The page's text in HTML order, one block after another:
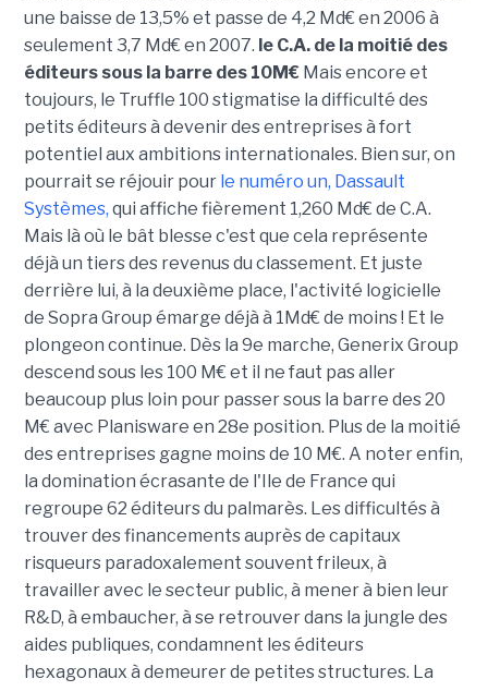
une baisse de 13,5% et passe de 4,2 Md€ en 2006 à
seulement 3,7 Md€ en 2007. le C.A. de la moitié des
éditeurs sous la barre des 10M€Mais encore et
toujours, le Truffle 100 stigmatise la difficulté des
petits éditeurs à devenir des entreprises à fort
potentiel aux ambitions internationales. Bien sur, on
pourrait se réjouir pour le numéro un, Dassault
Systèmes, qui affiche fièrement 1,260 Md€ de C.A.
Mais là où le bât blesse c'est que cela représente
déjà un tiers des revenus du classement. Et juste
derrière lui, à la deuxième place, l'activité logicielle
de Sopra Group émarge déjà à 1Md€ de moins ! Et le
plongeon continue. Dès la 9e marche, Generix Group
descend sous les 100 M€ et il ne faut pas aller
beaucoup plus loin pour passer sous la barre des 20
M€ avec Planisware en 28e position. Plus de la moitié
des entreprises gagne moins de 10 M€. A noter enfin,
la domination écrasante de l'Ile de France qui
regroupe 62 éditeurs du palmarès. Les difficultés à
trouver des financements auprès de capitaux
risqueurs paradoxalement souvent frileux, à
travailler avec le secteur public, à mener à bien leur
R&D, à embaucher, à se retrouver dans la jungle des
aides publiques, condamnent les éditeurs
hexagonaux à demeurer de petites structures. La